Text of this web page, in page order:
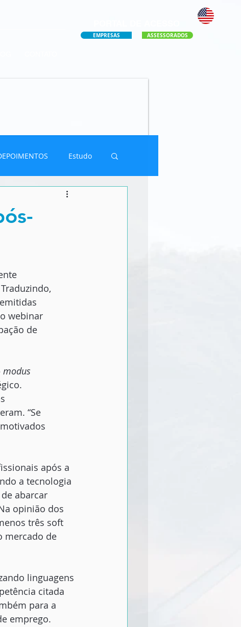
EMPRESAS ASSESSORADOS
Estudo
webinar
de
modus
“Se
após a
a tecnologia
abarcar
opinião dos
três soft
mercado de
linguagens
citada
para a
emprego.